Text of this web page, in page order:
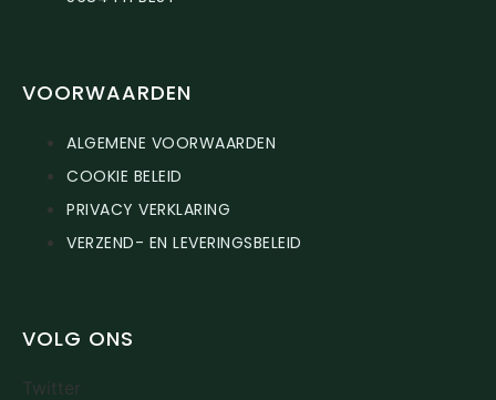
VOORWAARDEN
ALGEMENE VOORWAARDEN
COOKIE BELEID
PRIVACY VERKLARING
VERZEND- EN LEVERINGSBELEID
VOLG ONS
Twitter